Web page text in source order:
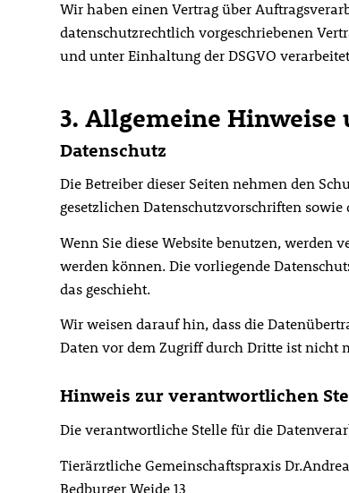
Wir haben einen Vertrag über
datenschutzrechtlich vorgeschriebenen
und unter Einhaltung der DSGVO
3. Allgemeine
Datenschutz
Die Betreiber dieser Seiten nehmen den
gesetzlichen Datenschutzvorschriften
Wenn Sie diese Website benutzen, werden
werden können. Die vorliegende
das geschieht.
Wir weisen darauf hin, dass die
Daten vor dem Zugriff durch Dritte ist nicht
Hinweis zur verantwortlichen
Die verantwortliche Stelle für die
Tierärztliche Gemeinschaftspraxis
Bedburger Weide 13